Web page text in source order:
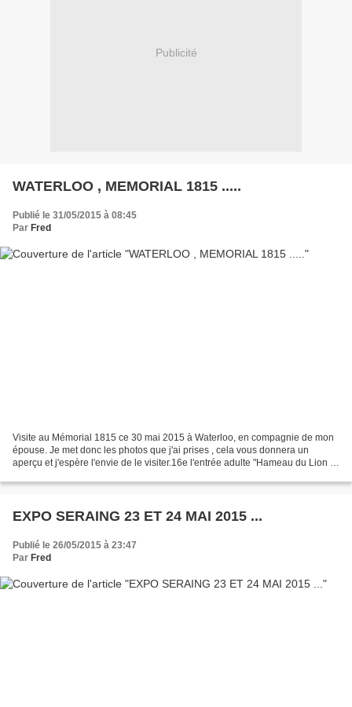
Publicité
WATERLOO , MEMORIAL 1815 .....
Publié le 31/05/2015 à 08:45
Par Fred
Visite au Mémorial 1815 ce 30 mai 2015 à Waterloo, en compagnie de mon
épouse. Je met donc les photos que j'ai prises , cela vous donnera un
aperçu et j'espère l'envie de le visiter.16e l'entrée adulte "Hameau du Lion " ,
EXPO SERAING 23 ET 24 MAI 2015 ...
Publié le 26/05/2015 à 23:47
Par Fred